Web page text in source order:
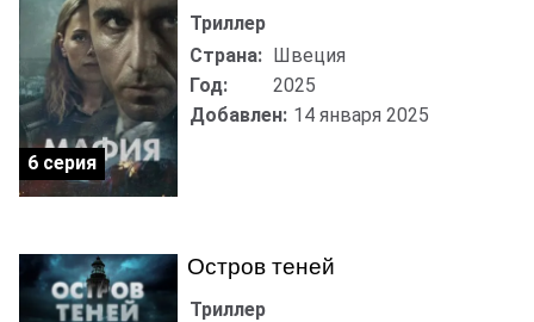
Триллер
Страна: Швеция
Год:
2025
Добавлен: 14 января 2025
6 серия
Остров теней
Триллер